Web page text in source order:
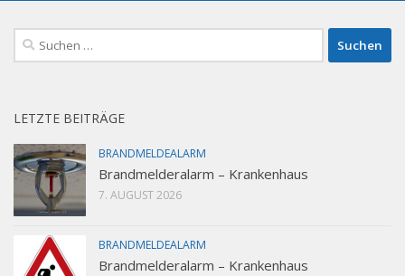
Suchen
nach:
LETZTE BEITRÄGE
BRANDMELDEALARM
Brandmelderalarm – Krankenhaus
7. AUGUST 2026
BRANDMELDEALARM
Brandmelderalarm – Krankenhaus